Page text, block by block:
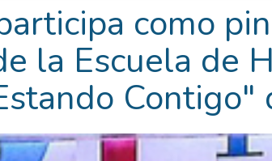
como
la Escuela de
Contigo"